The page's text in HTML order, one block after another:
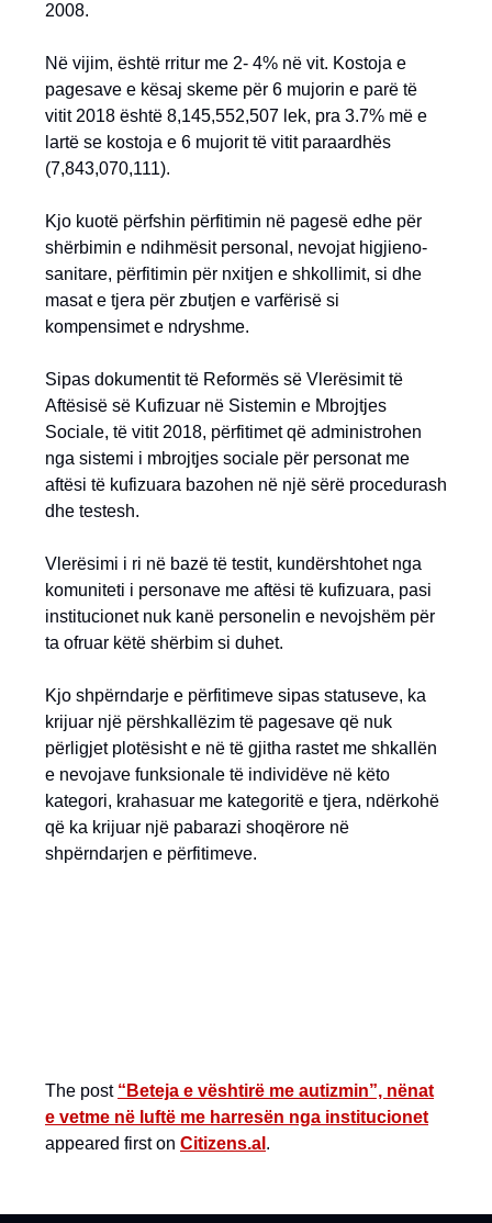
2008.
Në vijim, është rritur me 2- 4% në vit. Kostoja e
pagesave e kësaj skeme për 6 mujorin e parë të
vitit 2018 është 8,145,552,507 lek, pra 3.7% më e
lartë se kostoja e 6 mujorit të vitit paraardhës
(7,843,070,111).
Kjo kuotë përfshin përfitimin në pagesë edhe për
shërbimin e ndihmësit personal, nevojat higjieno-
sanitare, përfitimin për nxitjen e shkollimit, si dhe
masat e tjera për zbutjen e varfërisë si
kompensimet e ndryshme.
Sipas dokumentit të Reformës së Vlerësimit të
Aftësisë së Kufizuar në Sistemin e Mbrojtjes
Sociale, të vitit 2018, përfitimet që administrohen
nga sistemi i mbrojtjes sociale për personat me
aftësi të kufizuara bazohen në një sërë procedurash
dhe testesh.
Vlerësimi i ri në bazë të testit, kundërshtohet nga
komuniteti i personave me aftësi të kufizuara, pasi
institucionet nuk kanë personelin e nevojshëm për
ta ofruar këtë shërbim si duhet.
Kjo shpërndarje e përfitimeve sipas statuseve, ka
krijuar një përshkallëzim të pagesave që nuk
përligjet plotësisht e në të gjitha rastet me shkallën
e nevojave funksionale të individëve në këto
kategori, krahasuar me kategoritë e tjera, ndërkohë
që ka krijuar një pabarazi shoqërore në
shpërndarjen e përfitimeve.
The post “Beteja e vështirë me autizmin”, nënat
e vetme në luftë me harresën nga institucionet
appeared first on Citizens.al .